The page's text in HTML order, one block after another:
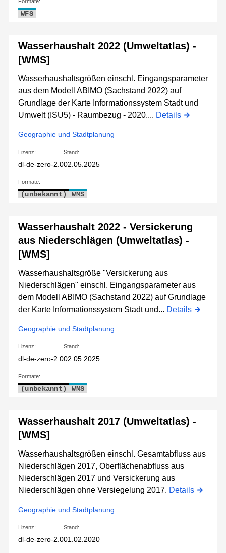
WFS
Wasserhaushalt 2022 (Umweltatlas) -
[WMS]
Wasserhaushaltsgrößen einschl. Eingangsparameter
aus dem Modell ABIMO (Sachstand 2022) auf
Grundlage der Karte Informationssystem Stadt und
Umwelt (ISU5) - Raumbezug - 2020.... Details
Geographie und Stadtplanung
Lizenz:
dl-de-zero-2.0
Stand:
02.05.2025
Formate:
(unbekannt) WMS
Wasserhaushalt 2022 - Versickerung
aus Niederschlägen (Umweltatlas) -
[WMS]
Wasserhaushaltsgröße "Versickerung aus
Niederschlägen" einschl. Eingangsparameter aus
dem Modell ABIMO (Sachstand 2022) auf Grundlage
der Karte Informationssystem Stadt und... Details
Geographie und Stadtplanung
Lizenz:
dl-de-zero-2.0
Stand:
02.05.2025
Formate:
(unbekannt) WMS
Wasserhaushalt 2017 (Umweltatlas) -
[WMS]
Wasserhaushaltsgrößen einschl. Gesamtabfluss aus
Niederschlägen 2017, Oberflächenabfluss aus
Niederschlägen 2017 und Versickerung aus
Niederschlägen ohne Versiegelung 2017. Details
Geographie und Stadtplanung
Lizenz:
dl-de-zero-2.0
Stand:
01.02.2020